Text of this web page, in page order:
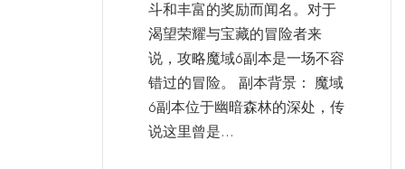
斗和丰富的奖励而闻名。对于
渴望荣耀与宝藏的冒险者来
说，攻略魔域6副本是一场不容
错过的冒险。 副本背景： 魔域
6副本位于幽暗森林的深处，传
说这里曾是...